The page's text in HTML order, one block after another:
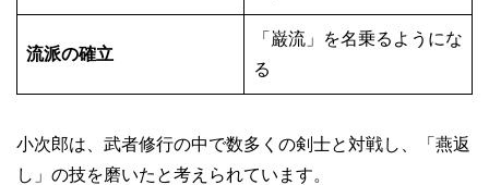
流派の確立
「巌流」を名乗るようにな
る
小次郎は、武者修行の中で数多くの剣士と対戦し、「燕返
し」の技を磨いたと考えられています。